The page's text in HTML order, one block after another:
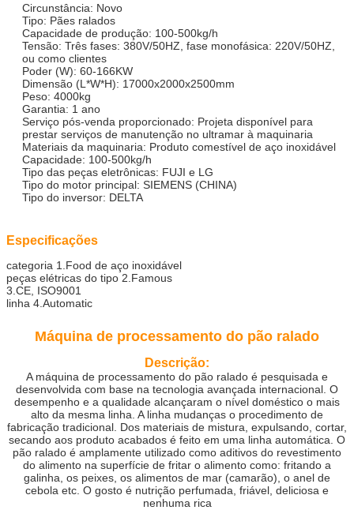
Circunstância: Novo
Tipo: Pães ralados
Capacidade de produção: 100-500kg/h
Tensão: Três fases: 380V/50HZ, fase monofásica: 220V/50HZ,
ou como clientes
Poder (W): 60-166KW
Dimensão (L*W*H): 17000x2000x2500mm
Peso: 4000kg
Garantia: 1 ano
Serviço pós-venda proporcionado: Projeta disponível para
prestar serviços de manutenção no ultramar à maquinaria
Materiais da maquinaria: Produto comestível de aço inoxidável
Capacidade: 100-500kg/h
Tipo das peças eletrônicas: FUJI e LG
Tipo do motor principal: SIEMENS (CHINA)
Tipo do inversor: DELTA
Especificações
categoria 1.Food de aço inoxidável
peças elétricas do tipo 2.Famous
3.CE, ISO9001
linha 4.Automatic
Máquina de processamento do pão ralado
Descrição:
A máquina de processamento do pão ralado é pesquisada e
desenvolvida com base na tecnologia avançada internacional. O
desempenho e a qualidade alcançaram o nível doméstico o mais
alto da mesma linha. A linha mudanças o procedimento de
fabricação tradicional. Dos materiais de mistura, expulsando, cortar,
secando aos produto acabados é feito em uma linha automática. O
pão ralado é amplamente utilizado como aditivos do revestimento
do alimento na superfície de fritar o alimento como: fritando a
galinha, os peixes, os alimentos de mar (camarão), o anel de
cebola etc. O gosto é nutrição perfumada, friável, deliciosa e
nenhuma rica